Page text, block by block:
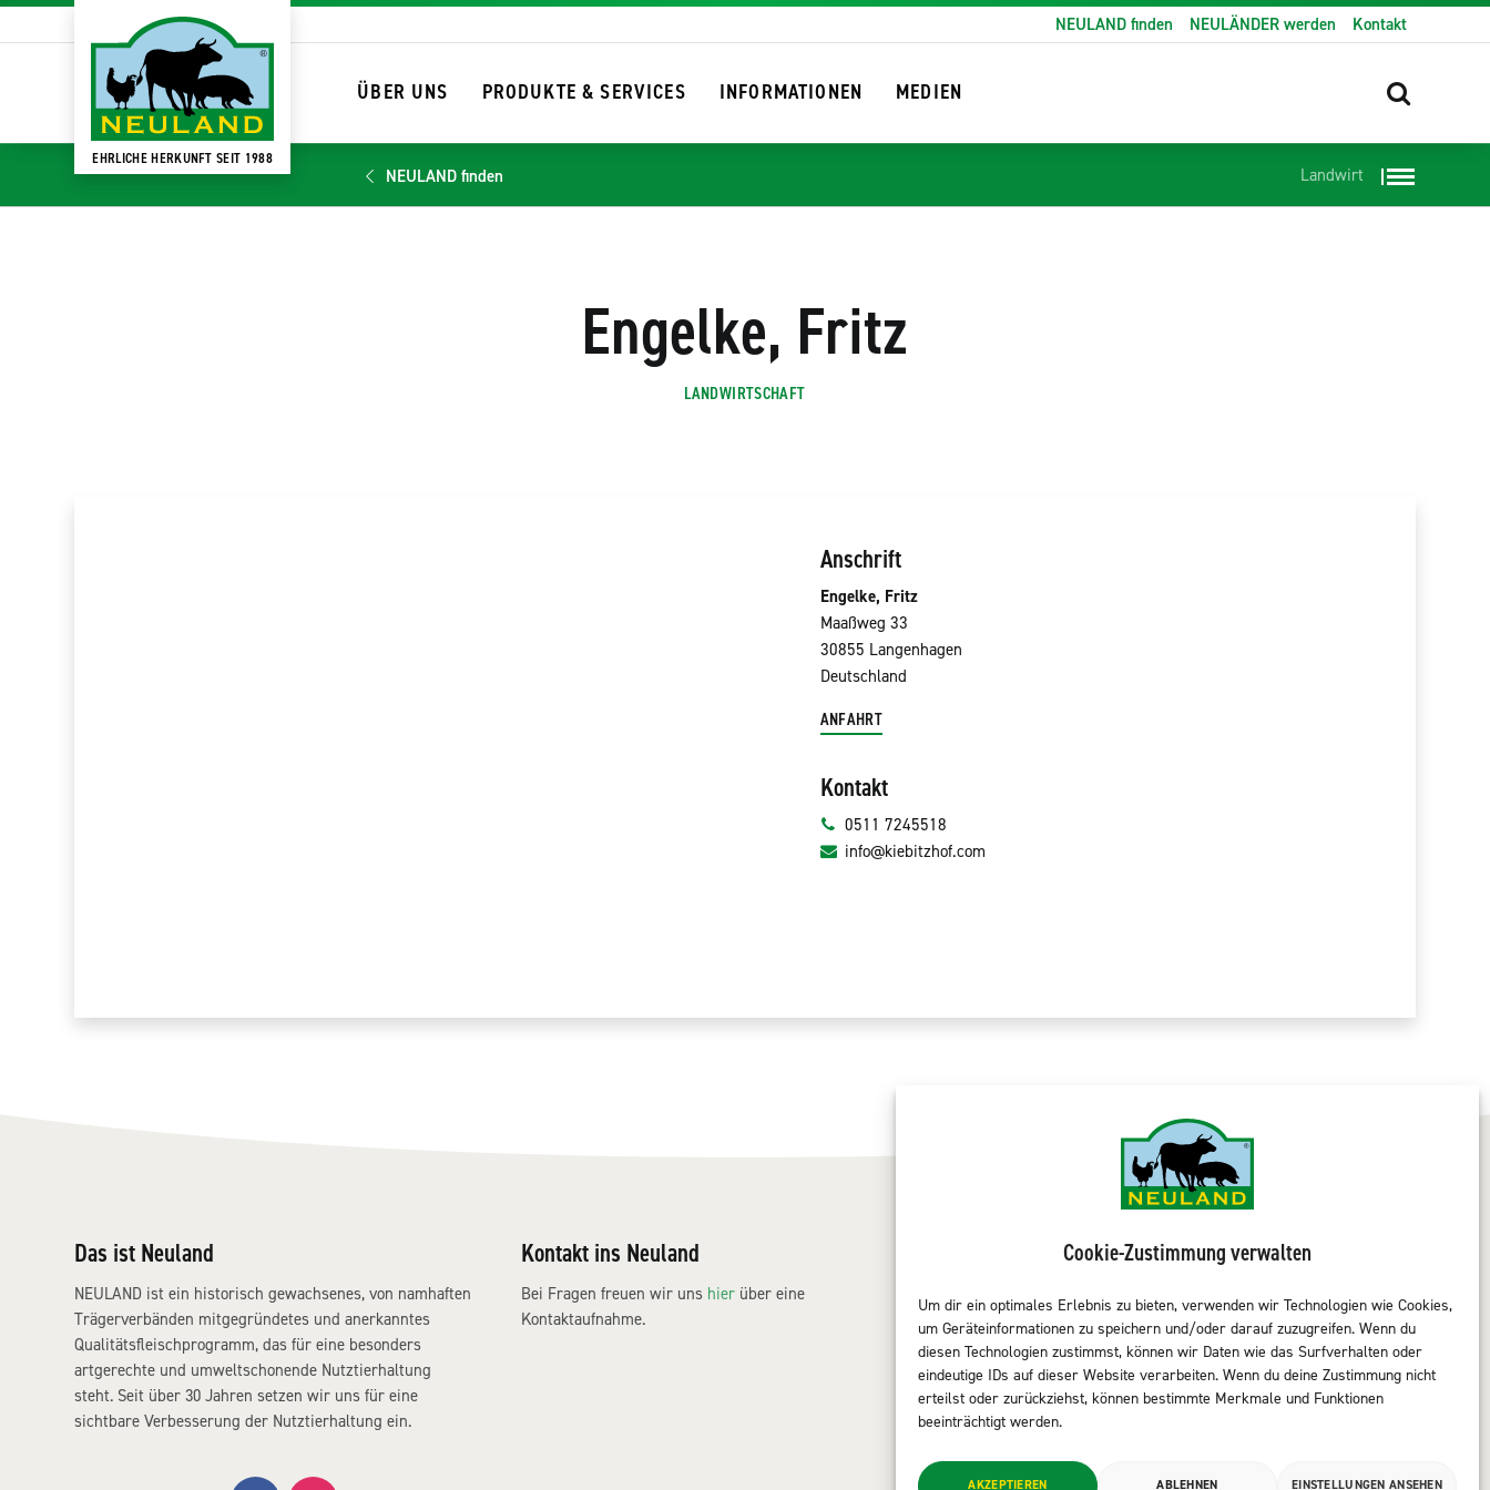
Cookie-Zustimmung verwalten
Um dir ein optimales Erlebnis zu bieten, verwenden wir Technologien wie Cookies,
um Geräteinformationen zu speichern und/oder darauf zuzugreifen. Wenn du
diesen Technologien zustimmst, können wir Daten wie das Surfverhalten oder
eindeutige IDs auf dieser Website verarbeiten. Wenn du deine Zustimmung nicht
erteilst oder zurückziehst, können bestimmte Merkmale und Funktionen
beeinträchtigt werden.
AKZEPTIEREN ABLEHNEN EINSTELLUNGEN ANSEHEN
EHRLICHE HERKUNFT SEIT 1988
NEULAND finden NEULÄNDER werden Kontakt
ÜBER UNS PRODUKTE & SERVICES INFORMATIONEN MEDIEN
SUCHEN
NEULAND finden Landwirt
Engelke, Fritz
LANDWIRTSCHAFT
Anschrift
Engelke, Fritz
Maaßweg 33
30855 Langenhagen
Deutschland
ANFAHRT
Kontakt
0511 7245518
info@kiebitzhof.com
Das ist Neuland
NEULAND ist ein historisch gewachsenes, von namhaften
Trägerverbänden mitgegründetes und anerkanntes
Qualitätsfleischprogramm, das für eine besonders
artgerechte und umweltschonende Nutztierhaltung
steht. Seit über 30 Jahren setzen wir uns für eine
sichtbare Verbesserung der Nutztierhaltung ein.
Kontakt ins Neuland
Bei Fragen freuen wir uns hier über eine
Kontaktaufnahme.
NEULAND entdecken
Produkte
Services
Echte Neuländer
Kontakt
NEULAND-Produkte
Sortiment Metzgereien
Sortiment Kantine & Gastro
NEULAND finden